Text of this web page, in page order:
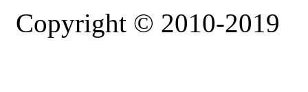
Copyright © 2010-2019